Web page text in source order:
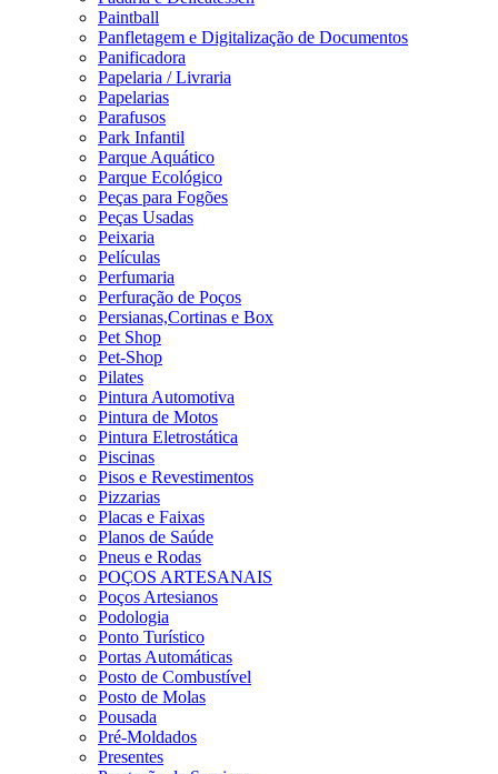
Paintball
Panfletagem e Digitalização de Documentos
Panificadora
Papelaria / Livraria
Papelarias
Parafusos
Park Infantil
Parque Aquático
Parque Ecológico
Peças para Fogões
Peças Usadas
Peixaria
Películas
Perfumaria
Perfuração de Poços
Persianas,Cortinas e Box
Pet Shop
Pet-Shop
Pilates
Pintura Automotiva
Pintura de Motos
Pintura Eletrostática
Piscinas
Pisos e Revestimentos
Pizzarias
Placas e Faixas
Planos de Saúde
Pneus e Rodas
POÇOS ARTESANAIS
Poços Artesianos
Podologia
Ponto Turístico
Portas Automáticas
Posto de Combustível
Posto de Molas
Pousada
Pré-Moldados
Presentes